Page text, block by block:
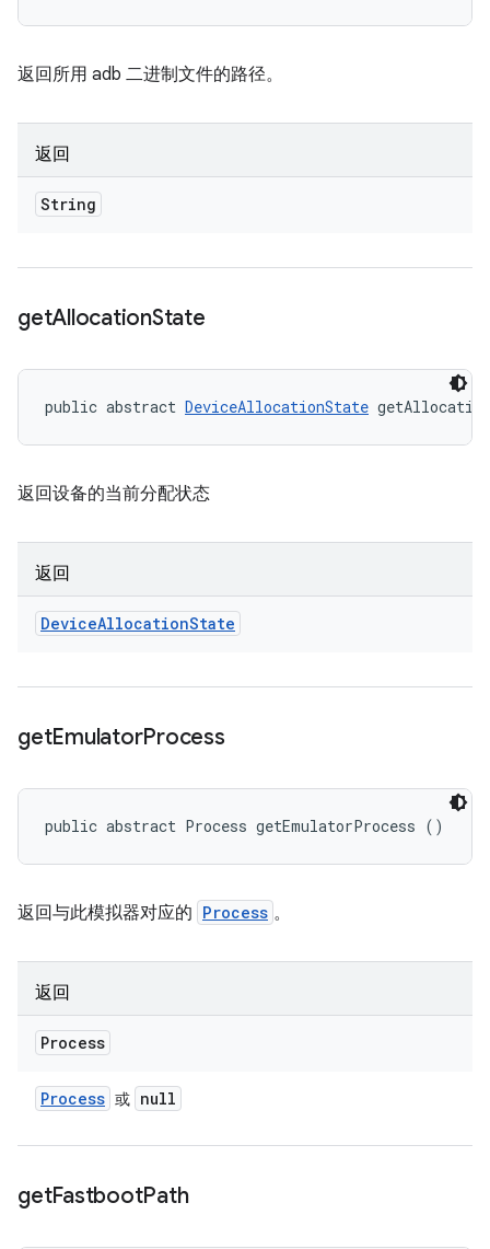
返回所用 adb 二进制文件的路径。
返回
String
getAllocationState
public abstract DeviceAllocationState
返回设备的当前分配状态
返回
DeviceAllocationState
getEmulatorProcess
public abstract Process getEmulatorProcess ()
返回与此模拟器对应的 Process 。
返回
Process
Process 或 null
getFastbootPath